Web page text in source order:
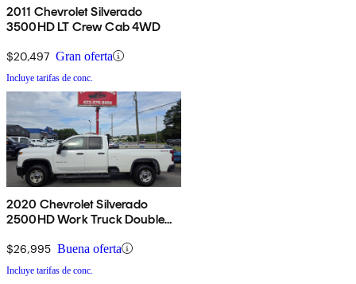
2011 Chevrolet Silverado
3500HD LT Crew Cab 4WD
$20,497 Gran oferta
Incluye tarifas de conc.
2020 Chevrolet Silverado
2500HD Work Truck Double
$26,995 Buena oferta
Incluye tarifas de conc.